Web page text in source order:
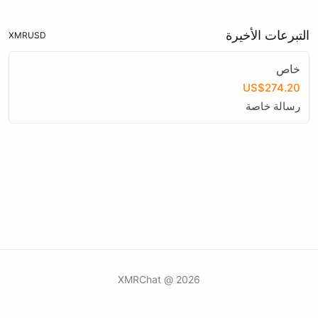
التبرعات الأخيرة USD
XMR
خاص
US$274.20
رسالة خاصة
2026 @ XMRChat